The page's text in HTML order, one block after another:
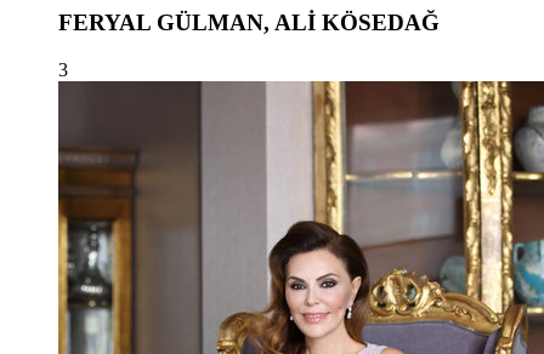
FERYAL GÜLMAN, ALİ KÖSEDAĞ
3